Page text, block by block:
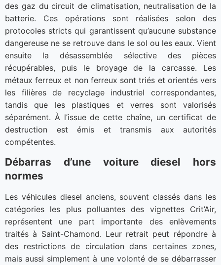
des gaz du circuit de climatisation, neutralisation de la
batterie. Ces opérations sont réalisées selon des
protocoles stricts qui garantissent qu’aucune substance
dangereuse ne se retrouve dans le sol ou les eaux. Vient
ensuite la désassemblée sélective des pièces
récupérables, puis le broyage de la carcasse. Les
métaux ferreux et non ferreux sont triés et orientés vers
les filières de recyclage industriel correspondantes,
tandis que les plastiques et verres sont valorisés
séparément. À l’issue de cette chaîne, un certificat de
destruction est émis et transmis aux autorités
compétentes.
Débarras d’une voiture diesel hors
normes
Les véhicules diesel anciens, souvent classés dans les
catégories les plus polluantes des vignettes Crit’Air,
représentent une part importante des enlèvements
traités à Saint-Chamond. Leur retrait peut répondre à
des restrictions de circulation dans certaines zones,
mais aussi simplement à une volonté de se débarrasser